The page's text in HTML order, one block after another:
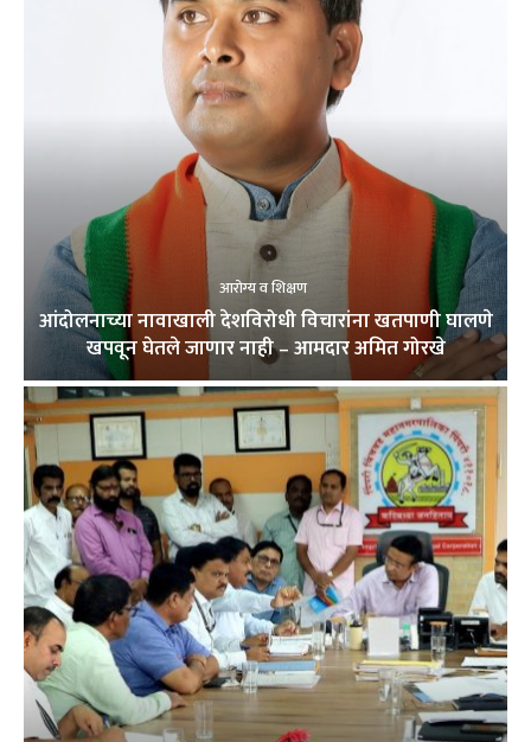
आरोग्य व शिक्षण
आंदोलनाच्या नावाखाली देशविरोधी विचारांना खतपाणी घालणे
खपवून घेतले जाणार नाही – आमदार अमित गोरखे